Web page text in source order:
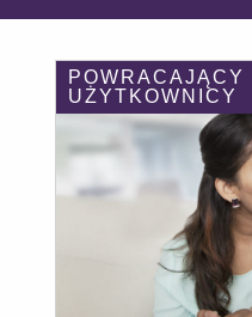
POWRACAJĄCY
UŻYTKOWNICY